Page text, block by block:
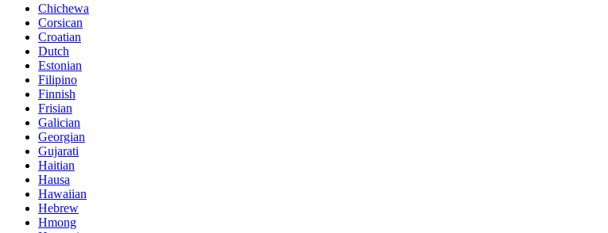
Chichewa
Corsican
Croatian
Dutch
Estonian
Filipino
Finnish
Frisian
Galician
Georgian
Gujarati
Haitian
Hausa
Hawaiian
Hebrew
Hmong